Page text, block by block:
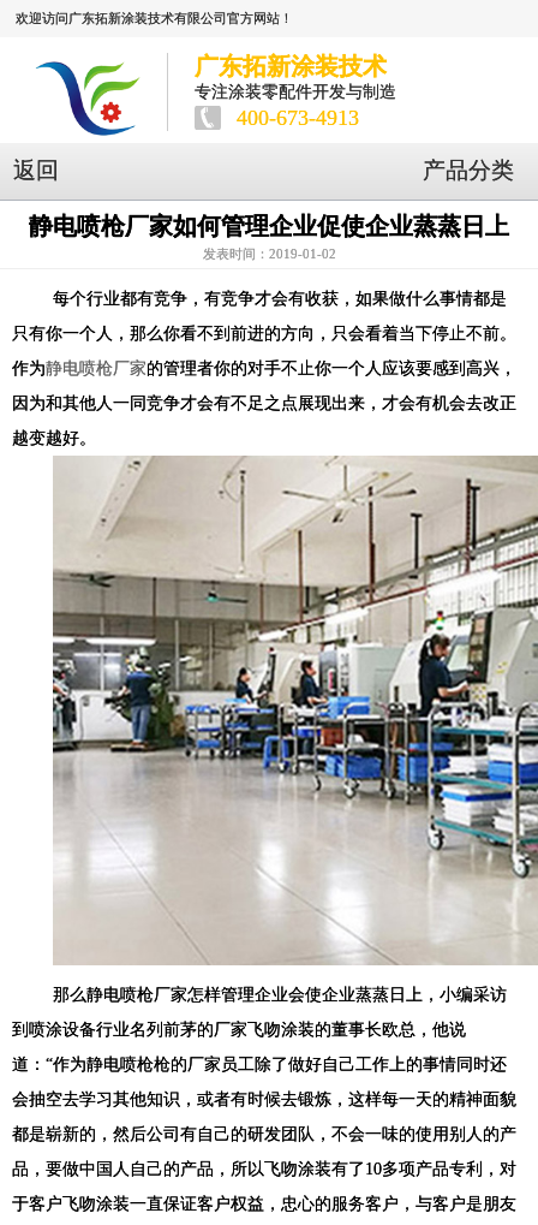
欢迎访问广东拓新涂装技术有限公司官方网站！
广东拓新涂装技术
专注涂装零配件开发与制造
400-673-4913
返回 产品分类
静电喷枪厂家如何管理企业促使企业蒸蒸日上
发表时间：2019-01-02
每个行业都有竞争，有竞争才会有收获，如果做什么事情都是
只有你一个人，那么你看不到前进的方向，只会看着当下停止不前。
作为静电喷枪厂家的管理者你的对手不止你一个人应该要感到高兴，
因为和其他人一同竞争才会有不足之点展现出来，才会有机会去改正
越变越好。
那么静电喷枪厂家怎样管理企业会使企业蒸蒸日上，小编采访
到喷涂设备行业名列前茅的厂家飞吻涂装的董事长欧总，他说
道：“作为静电喷枪枪的厂家员工除了做好自己工作上的事情同时还
会抽空去学习其他知识，或者有时候去锻炼，这样每一天的精神面貌
都是崭新的，然后公司有自己的研发团队，不会一味的使用别人的产
品，要做中国人自己的产品，所以飞吻涂装有了 10多项产品专利，对
于客户飞吻涂装一直保证客户权益，忠心的服务客户，与客户是朋友